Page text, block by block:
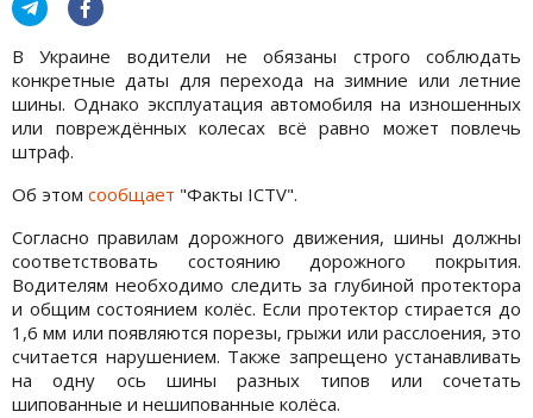
В Украине водители не обязаны строго соблюдать
конкретные даты для перехода на зимние или летние
шины. Однако эксплуатация автомобиля на изношенных
или повреждённых колесах всё равно может повлечь
штраф.
Об этом сообщает "Факты ICTV".
Согласно правилам дорожного движения, шины должны
соответствовать состоянию дорожного покрытия.
Водителям необходимо следить за глубиной протектора
и общим состоянием колёс. Если протектор стирается до
1,6 мм или появляются порезы, грыжи или расслоения, это
считается нарушением. Также запрещено устанавливать
на одну ось шины разных типов или сочетать
шипованные и нешипованные колёса.